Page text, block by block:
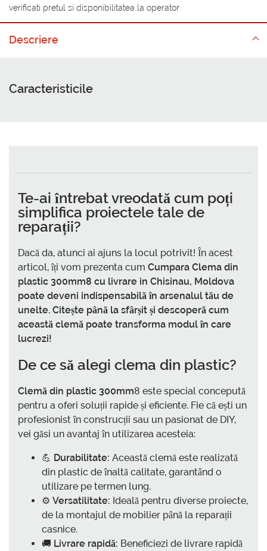
verificati pretul si disponibilitatea la operator
Descriere
Caracteristicile
Te-ai întrebat vreodată cum poți
simplifica proiectele tale de
reparații?
Dacă da, atunci ai ajuns la locul potrivit! În acest
articol, îți vom prezenta cum Cumpara Clema din
plastic 300mm8 cu livrare in Chisinau, Moldova
poate deveni indispensabilă în arsenalul tău de
unelte. Citește până la sfârșit și descoperă cum
această clemă poate transforma modul în care
lucrezi!
De ce să alegi clema din plastic?
Clemă din plastic 300mm8 este special concepută
pentru a oferi soluții rapide și eficiente. Fie că ești un
profesionist în construcții sau un pasionat de DIY,
vei găsi un avantaj în utilizarea acesteia:
💪 Durabilitate: Această clemă este realizată
din plastic de înaltă calitate, garantând o
utilizare pe termen lung.
⚙️ Versatilitate: Ideală pentru diverse proiecte,
de la montajul de mobilier până la reparații
casnice.
🚚 Livrare rapidă: Beneficiezi de livrare rapidă